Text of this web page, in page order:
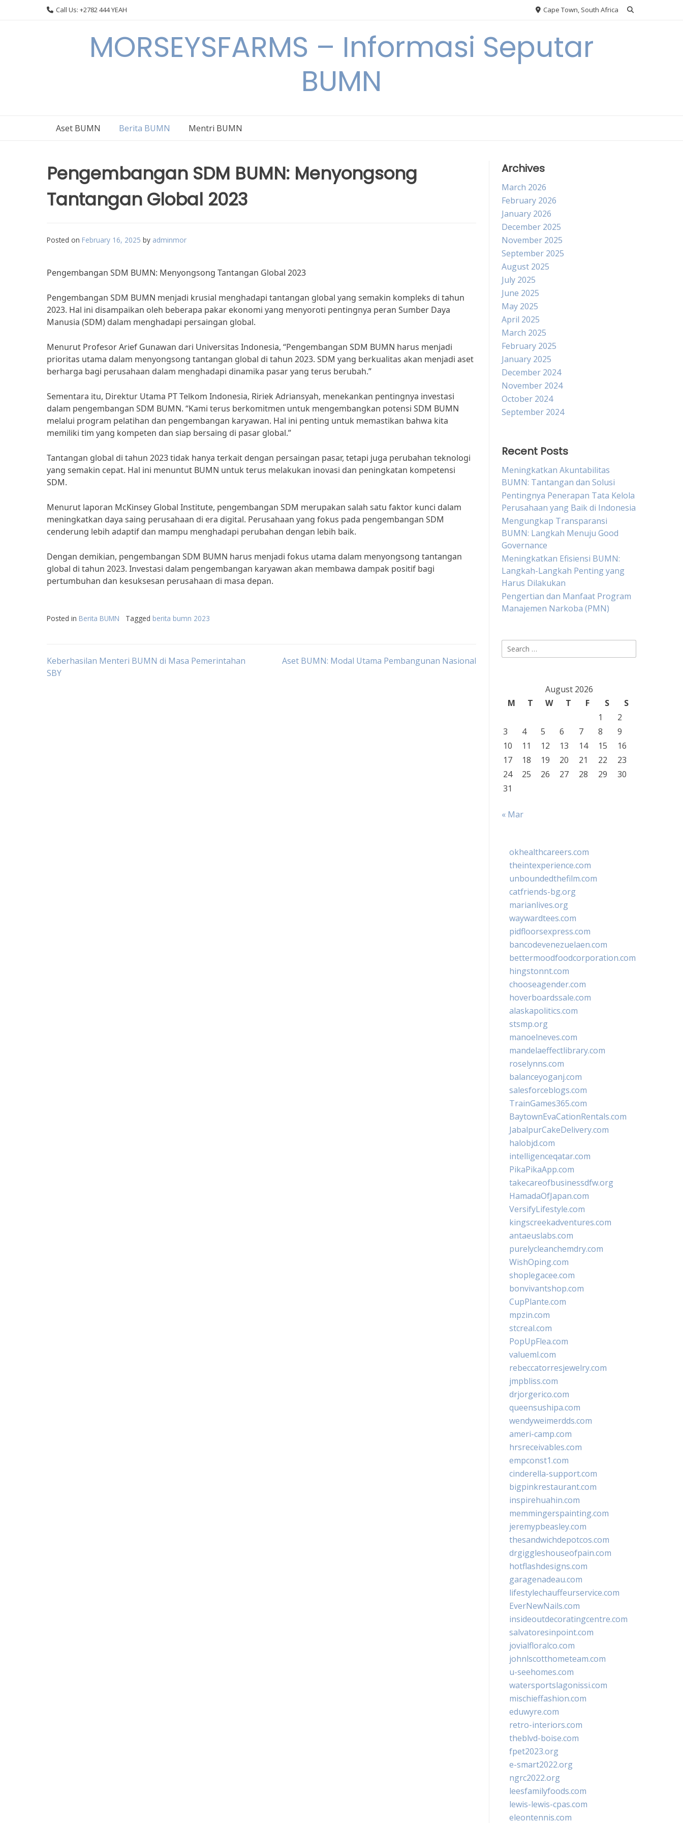
Call Us: +2782 444 YEAH Cape Town, South Africa
MORSEYSFARMS – Informasi Seputar
BUMN
Aset BUMN Berita BUMN Mentri BUMN
Pengembangan SDM BUMN: Menyongsong
Tantangan Global 2023
Posted on February 16, 2025 by adminmor
Pengembangan SDM BUMN: Menyongsong Tantangan Global 2023
Pengembangan SDM BUMN menjadi krusial menghadapi tantangan global yang semakin kompleks di tahun
2023. Hal ini disampaikan oleh beberapa pakar ekonomi yang menyoroti pentingnya peran Sumber Daya
Manusia (SDM) dalam menghadapi persaingan global.
Menurut Profesor Arief Gunawan dari Universitas Indonesia, “Pengembangan SDM BUMN harus menjadi
prioritas utama dalam menyongsong tantangan global di tahun 2023. SDM yang berkualitas akan menjadi aset
berharga bagi perusahaan dalam menghadapi dinamika pasar yang terus berubah.”
Sementara itu, Direktur Utama PT Telkom Indonesia, Ririek Adriansyah, menekankan pentingnya investasi
dalam pengembangan SDM BUMN. “Kami terus berkomitmen untuk mengembangkan potensi SDM BUMN
melalui program pelatihan dan pengembangan karyawan. Hal ini penting untuk memastikan bahwa kita
memiliki tim yang kompeten dan siap bersaing di pasar global.”
Tantangan global di tahun 2023 tidak hanya terkait dengan persaingan pasar, tetapi juga perubahan teknologi
yang semakin cepat. Hal ini menuntut BUMN untuk terus melakukan inovasi dan peningkatan kompetensi
SDM.
Menurut laporan McKinsey Global Institute, pengembangan SDM merupakan salah satu faktor kunci dalam
meningkatkan daya saing perusahaan di era digital. Perusahaan yang fokus pada pengembangan SDM
cenderung lebih adaptif dan mampu menghadapi perubahan dengan lebih baik.
Dengan demikian, pengembangan SDM BUMN harus menjadi fokus utama dalam menyongsong tantangan
global di tahun 2023. Investasi dalam pengembangan karyawan akan membawa dampak positif bagi
pertumbuhan dan kesuksesan perusahaan di masa depan.
Posted in Berita BUMN Tagged berita bumn 2023
Post
Keberhasilan Menteri BUMN di Masa Pemerintahan
SBY
Aset BUMN: Modal Utama Pembangunan Nasional
Archives
March 2026
February 2026
January 2026
December 2025
November 2025
September 2025
August 2025
July 2025
June 2025
May 2025
April 2025
March 2025
February 2025
January 2025
December 2024
November 2024
October 2024
September 2024
Recent Posts
Meningkatkan Akuntabilitas
BUMN: Tantangan dan Solusi
Pentingnya Penerapan Tata Kelola
Perusahaan yang Baik di Indonesia
Mengungkap Transparansi
BUMN: Langkah Menuju Good
Governance
Meningkatkan Efisiensi BUMN:
Langkah-Langkah Penting yang
Harus Dilakukan
Pengertian dan Manfaat Program
Manajemen Narkoba (PMN)
Search
for:
August 2026
M
T W T F S
S
1
2
3
4 5 6 7 8
9
10
11 12 13 14 15
16
17
18 19 20 21 22
23
24
25 26 27 28 29
30
31
« Mar
okhealthcareers.com
theintexperience.com
unboundedthefilm.com
catfriends-bg.org
marianlives.org
waywardtees.com
pidfloorsexpress.com
bancodevenezuelaen.com
bettermoodfoodcorporation.com
hingstonnt.com
chooseagender.com
hoverboardssale.com
alaskapolitics.com
stsmp.org
manoelneves.com
mandelaeffectlibrary.com
roselynns.com
balanceyoganj.com
salesforceblogs.com
TrainGames365.com
BaytownEvaCationRentals.com
JabalpurCakeDelivery.com
halobjd.com
intelligenceqatar.com
PikaPikaApp.com
takecareofbusinessdfw.org
HamadaOfJapan.com
VersifyLifestyle.com
kingscreekadventures.com
antaeuslabs.com
purelycleanchemdry.com
WishOping.com
shoplegacee.com
bonvivantshop.com
CupPlante.com
mpzin.com
stcreal.com
PopUpFlea.com
valueml.com
rebeccatorresjewelry.com
jmpbliss.com
drjorgerico.com
queensushipa.com
wendyweimerdds.com
ameri-camp.com
hrsreceivables.com
empconst1.com
cinderella-support.com
bigpinkrestaurant.com
inspirehuahin.com
memmingerspainting.com
jeremypbeasley.com
thesandwichdepotcos.com
drgiggleshouseofpain.com
hotflashdesigns.com
garagenadeau.com
lifestylechauffeurservice.com
EverNewNails.com
insideoutdecoratingcentre.com
salvatoresinpoint.com
jovialfloralco.com
johnlscotthometeam.com
u-seehomes.com
watersportslagonissi.com
mischieffashion.com
eduwyre.com
retro-interiors.com
theblvd-boise.com
fpet2023.org
e-smart2022.org
ngrc2022.org
leesfamilyfoods.com
lewis-lewis-cpas.com
eleontennis.com